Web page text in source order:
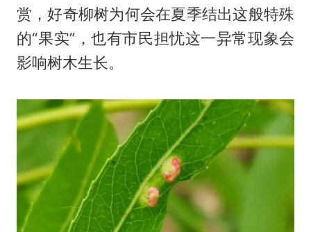
赏，好奇柳树为何会在夏季结出这般特殊
的“果实”，也有市民担忧这一异常现象会
影响树木生长。